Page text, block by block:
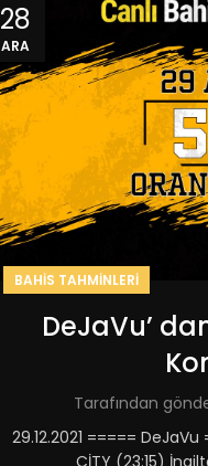
28
ARA
BAHIS TAHMINLERI
DeJaVu’
Tarafından
29.12.2021 ===== DeJaVu